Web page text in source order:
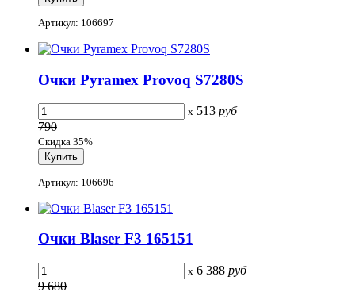
Артикул: 106697
Очки Pyramex Provoq S7280S
x 513 руб
790
Скидка 35%
Артикул: 106696
Очки Blaser F3 165151
x 6 388 руб
9 680